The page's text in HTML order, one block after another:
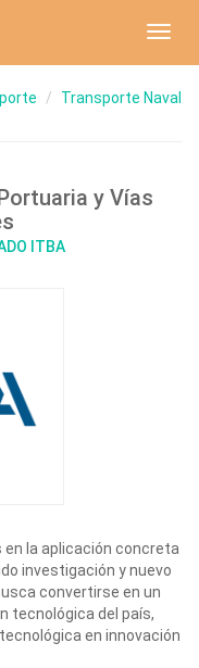
Transporte Naval
y Vías
ITBA
en la aplicación concreta
investigación y nuevo
convertirse en un
tecnológica del país,
en innovación